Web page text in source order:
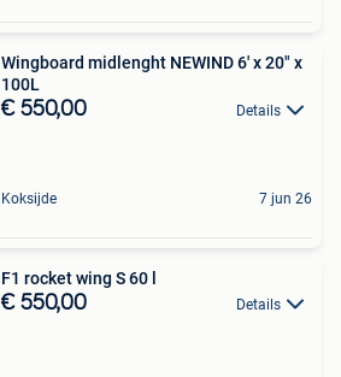
Wingboard midlenght NEWIND 6' x 20" x
100L
€ 550,00 Details
Koksijde 7 jun 26
F1 rocket wing S 60 l
€ 550,00 Details